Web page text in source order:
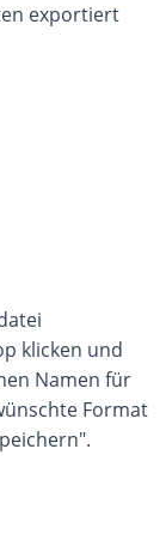
exportiert
klicken und
Namen für
Format